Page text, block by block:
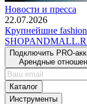
Новости и пресса
22.07.2026
Крупнейшие
SHOPAND
Подключить PRO-
Арендные
Каталог
Инструменты